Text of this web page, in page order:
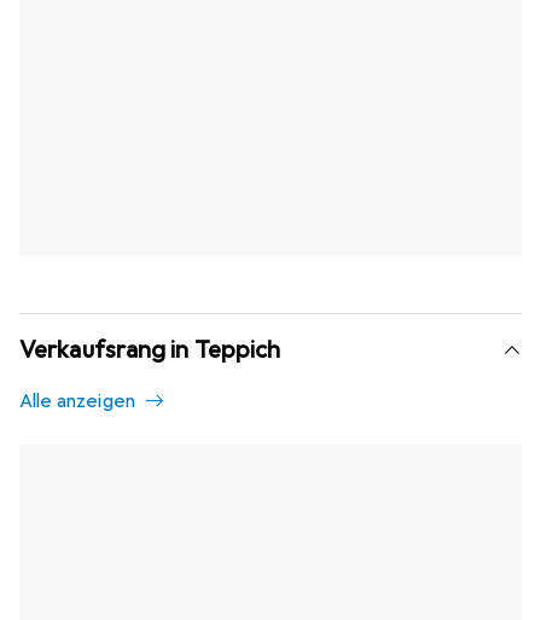
Verkaufsrang in Teppich
Alle anzeigen